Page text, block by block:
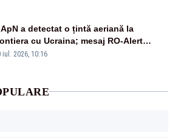
a detectat o țintă aeriană la
cu Ucraina; mesaj RO-Alert
în județul Tulcea
iul. 2026, 10:16